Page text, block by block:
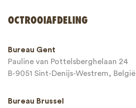
E-mailadres*
OCTROOIAFDELING
Bureau Gent
Pauline van Pottelsberghelaan 24
B-9051 Sint-Denijs-Westrem, België
Bureau Brussel